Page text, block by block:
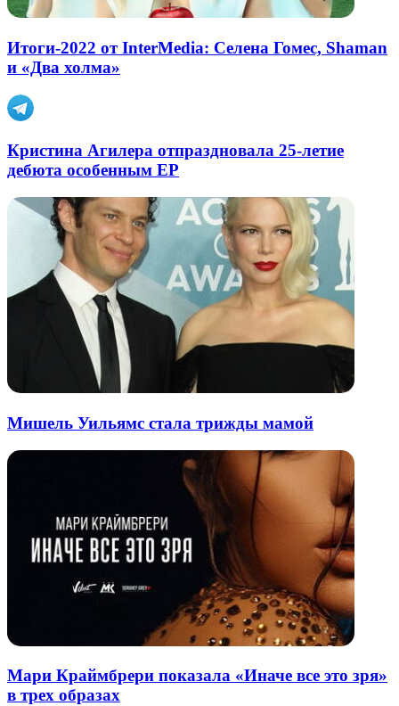
Итоги-2022 от InterMedia: Селена Гомес, Shaman
и «Два холма»
Кристина Агилера отпраздновала 25-летие
дебюта особенным EP
Мишель Уильямс стала трижды мамой
Мари Краймбрери показала «Иначе все это зря»
в трех образах